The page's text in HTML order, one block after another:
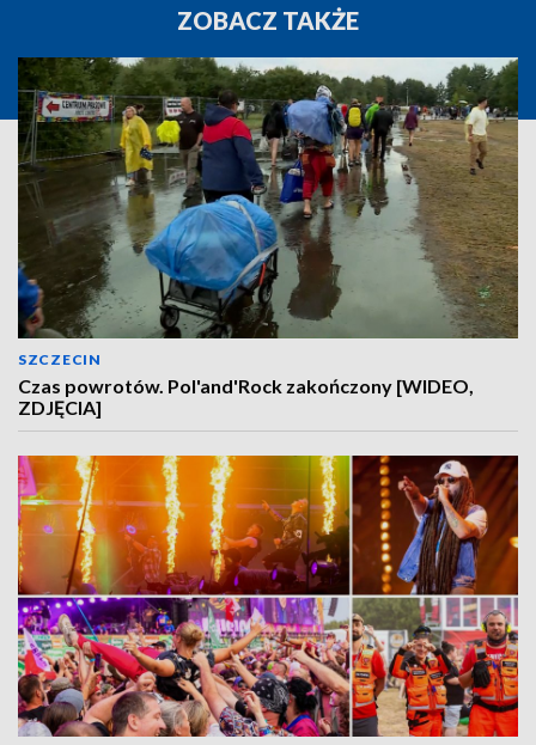
ZOBACZ TAKŻE
SZCZECIN
Czas powrotów. Pol'and'Rock zakończony [WIDEO,
ZDJĘCIA]